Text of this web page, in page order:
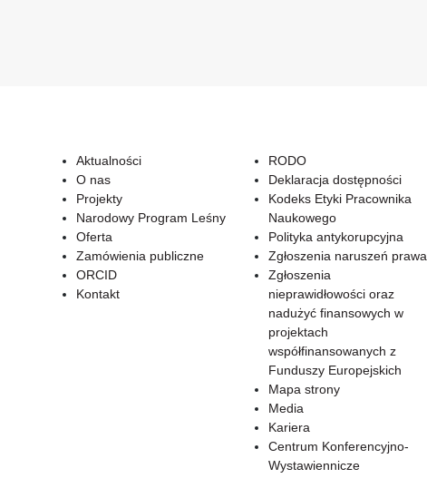
Aktualności
O nas
Projekty
Narodowy Program Leśny
Oferta
Zamówienia publiczne
ORCID
Kontakt
RODO
Deklaracja dostępności
Kodeks Etyki Pracownika
Naukowego
Polityka antykorupcyjna
Zgłoszenia naruszeń prawa
Zgłoszenia
nieprawidłowości oraz
nadużyć finansowych w
projektach
współfinansowanych z
Funduszy Europejskich
Mapa strony
Media
Kariera
Centrum Konferencyjno-
Wystawiennicze